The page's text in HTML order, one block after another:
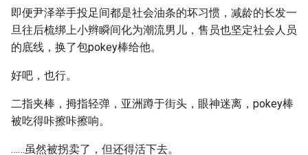
即便尹泽举手投足间都是社会油条的坏习惯，减龄的长发一
旦往后梳绑上小辫瞬间化为潮流男儿，售员也坚定社会人员
的底线，换了包pokey棒给他。
好吧，也行。
二指夹棒，拇指轻弹，亚洲蹲于街头，眼神迷离，pokey棒
被吃得咔擦咔擦响。
……虽然被拐卖了，但还得活下去。